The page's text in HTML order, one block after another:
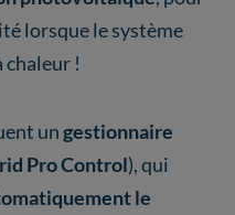
lorsque le système
chaleur !
ungestionnaire
Pro Control), qui
le